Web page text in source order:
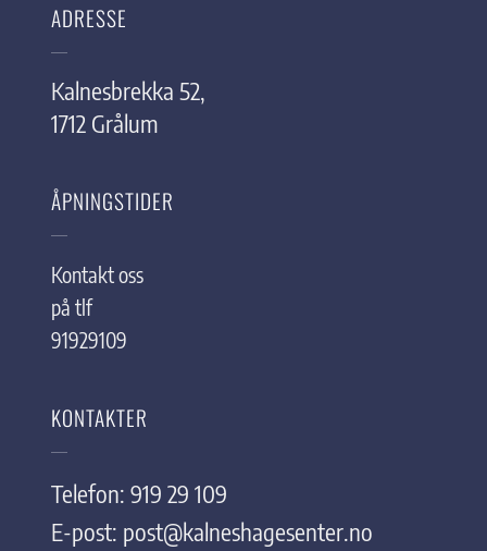
ADRESSE
Kalnesbrekka 52,
1712 Grålum
ÅPNINGSTIDER
Kontakt oss
på tlf
91929109
KONTAKTER
Telefon: 919 29 109
E-post: post@kalneshagesenter.no